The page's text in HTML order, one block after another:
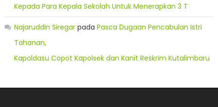
Kepada Para Kepala Sekolah Untuk Menerapkan 3 T
Najaruddin Siregarpada Pasca Dugaan Pencabulan Istri
Tahanan,
Kapoldasu Copot Kapolsek dan Kanit Reskrim Kutalimbaru